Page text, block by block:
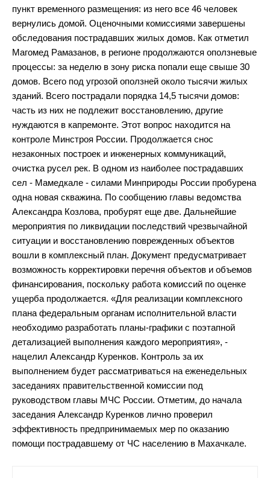
пункт временного размещения: из него все 46 человек
вернулись домой. Оценочными комиссиями завершены
обследования пострадавших жилых домов. Как отметил
Магомед Рамазанов, в регионе продолжаются оползневые
процессы: за неделю в зону риска попали еще свыше 30
домов. Всего под угрозой оползней около тысячи жилых
зданий. Всего пострадали порядка 14,5 тысячи домов:
часть из них не подлежит восстановлению, другие
нуждаются в капремонте. Этот вопрос находится на
контроле Минстроя России. Продолжается снос
незаконных построек и инженерных коммуникаций,
очистка русел рек. В одном из наиболее пострадавших
сел - Мамедкале - силами Минприроды России пробурена
одна новая скважина. По сообщению главы ведомства
Александра Козлова, пробурят еще две. Дальнейшие
мероприятия по ликвидации последствий чрезвычайной
ситуации и восстановлению поврежденных объектов
вошли в комплексный план. Документ предусматривает
возможность корректировки перечня объектов и объемов
финансирования, поскольку работа комиссий по оценке
ущерба продолжается. «Для реализации комплексного
плана федеральным органам исполнительной власти
необходимо разработать планы-графики с поэтапной
детализацией выполнения каждого мероприятия», -
нацелил Александр Куренков. Контроль за их
выполнением будет рассматриваться на еженедельных
заседаниях правительственной комиссии под
руководством главы МЧС России. Отметим, до начала
заседания Александр Куренков лично проверил
эффективность предпринимаемых мер по оказанию
помощи пострадавшему от ЧС населению в Махачкале.